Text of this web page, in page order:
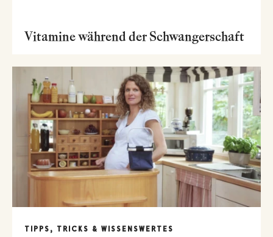
Vitamine während der Schwangerschaft
TIPPS, TRICKS & WISSENSWERTES